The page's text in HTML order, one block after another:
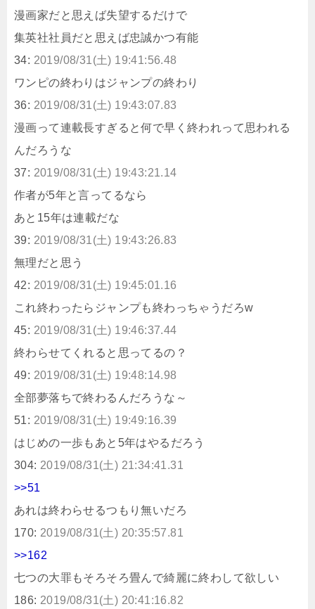
漫画家だと思えば失望するだけで
集英社社員だと思えば忠誠かつ有能
34: 2019/08/31(土) 19:41:56.48
ワンピの終わりはジャンプの終わり
36: 2019/08/31(土) 19:43:07.83
漫画って連載長すぎると何で早く終われって思われる
んだろうな
37: 2019/08/31(土) 19:43:21.14
作者が5年と言ってるなら
あと15年は連載だな
39: 2019/08/31(土) 19:43:26.83
無理だと思う
42: 2019/08/31(土) 19:45:01.16
これ終わったらジャンプも終わっちゃうだろw
45: 2019/08/31(土) 19:46:37.44
終わらせてくれると思ってるの？
49: 2019/08/31(土) 19:48:14.98
全部夢落ちで終わるんだろうな～
51: 2019/08/31(土) 19:49:16.39
はじめの一歩もあと5年はやるだろう
304: 2019/08/31(土) 21:34:41.31
>>51
あれは終わらせるつもり無いだろ
170: 2019/08/31(土) 20:35:57.81
>>162
七つの大罪もそろそろ畳んで綺麗に終わして欲しい
186: 2019/08/31(土) 20:41:16.82